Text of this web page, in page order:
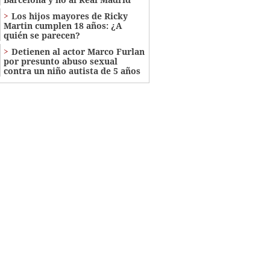
Los hijos mayores de Ricky
Martin cumplen 18 años: ¿A
quién se parecen?
Detienen al actor Marco Furlan
por presunto abuso sexual
contra un niño autista de 5 años